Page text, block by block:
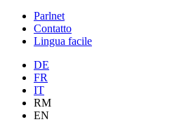
Parlnet
Contatto
Lingua facile
DE
FR
IT
RM
EN